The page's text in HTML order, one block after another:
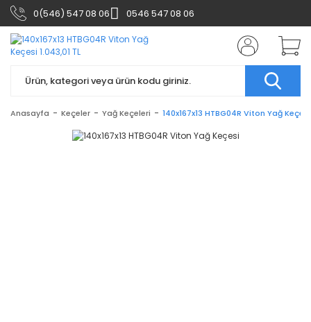
0(546) 547 08 06 0546 547 08 06
Anasayfa Keçeler Yağ Keçeleri 140x167x13 HTBG04R Viton Yağ Keçesi